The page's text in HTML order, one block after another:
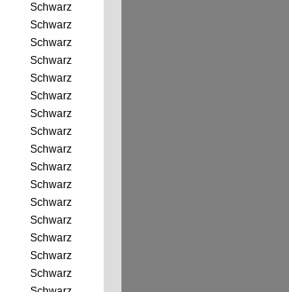
Schwarz
Schwarz
Schwarz
Schwarz
Schwarz
Schwarz
Schwarz
Schwarz
Schwarz
Schwarz
Schwarz
Schwarz
Schwarz
Schwarz
Schwarz
Schwarz